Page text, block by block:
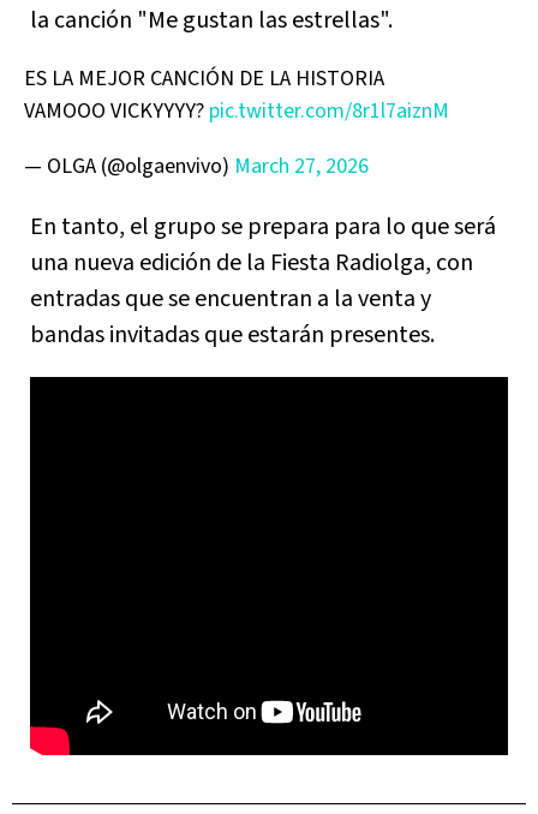
la canción "Me gustan las estrellas".
ES LA MEJOR CANCIÓN DE LA HISTORIA
VAMOOO VICKYYYY? pic.twitter.com/8r1l7aiznM
— OLGA (@olgaenvivo) March 27, 2026
En tanto, el grupo se prepara para lo que será
una nueva edición de la Fiesta Radiolga, con
entradas que se encuentran a la venta y
bandas invitadas que estarán presentes.